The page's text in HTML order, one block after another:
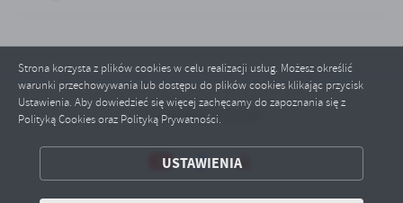
Strona korzysta z plików cookies w celu realizacji usług. Możesz określić
warunki przechowywania lub dostępu do plików cookies klikając przycisk
Ustawienia. Aby dowiedzieć się więcej zachęcamy do zapoznania się z
Polityką Cookies oraz Polityką Prywatności.
USTAWIENIA
ZAPISZ WYBRANE
ODRZUĆ WSZYSTKIE
Odwiedzin: 633100